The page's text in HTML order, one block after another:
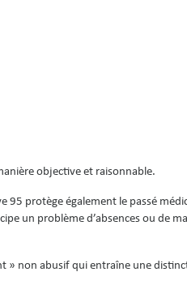
objective et raisonnable.
95 protège également le passé
un problème d’absences ou de
» non abusif qui entraîne une